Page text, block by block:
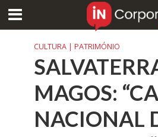
CULTURA | PATRIMÓNIO
MAGOS:
NACIONAL